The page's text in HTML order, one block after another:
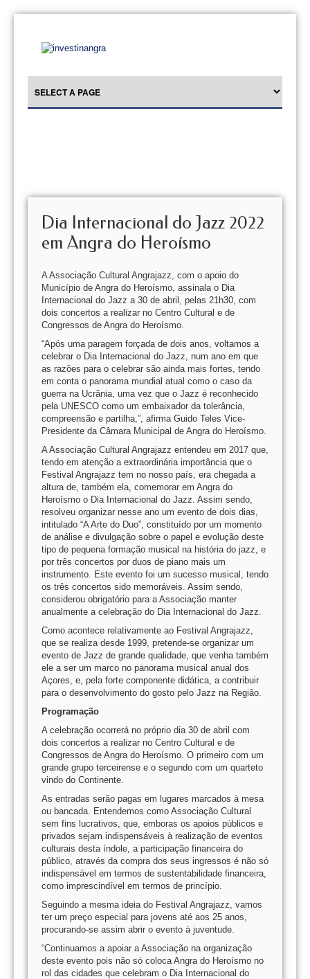
Dia Internacional do Jazz 2022
em Angra do Heroísmo
A Associação Cultural Angrajazz, com o apoio do
Município de Angra do Heroísmo, assinala o Dia
Internacional do Jazz a 30 de abril, pelas 21h30, com
dois concertos a realizar no Centro Cultural e de
Congressos de Angra do Heroísmo.
“Após uma paragem forçada de dois anos, voltamos a
celebrar o Dia Internacional do Jazz, num ano em que
as razões para o celebrar são ainda mais fortes, tendo
em conta o panorama mundial atual como o caso da
guerra na Ucrânia, uma vez que o Jazz é reconhecido
pela UNESCO como um embaixador da tolerância,
compreensão e partilha,”, afirma Guido Teles Vice-
Presidente da Câmara Municipal de Angra do Heroísmo.
A Associação Cultural Angrajazz entendeu em 2017 que,
tendo em atenção a extraordinária importância que o
Festival Angrajazz tem no nosso país, era chegada a
altura de, também ela, comemorar em Angra do
Heroísmo o Dia Internacional do Jazz. Assim sendo,
resolveu organizar nesse ano um evento de dois dias,
intitulado “A Arte do Duo”, constituído por um momento
de análise e divulgação sobre o papel e evolução deste
tipo de pequena formação musical na história do jazz, e
por três concertos por duos de piano mais um
instrumento. Este evento foi um sucesso musical, tendo
os três concertos sido memoráveis. Assim sendo,
considerou obrigatório para a Associação manter
anualmente a celebração do Dia Internacional do Jazz.
Como acontece relativamente ao Festival Angrajazz,
que se realiza desde 1999, pretende-se organizar um
evento de Jazz de grande qualidade, que venha também
ele a ser um marco no panorama musical anual dos
Açores, e, pela forte componente didática, a contribuir
para o desenvolvimento do gosto pelo Jazz na Região.
Programação
A celebração ocorrerá no próprio dia 30 de abril com
dois concertos a realizar no Centro Cultural e de
Congressos de Angra do Heroísmo. O primeiro com um
grande grupo terceirense e o segundo com um quarteto
vindo do Continente.
As entradas serão pagas em lugares marcados à mesa
ou bancada. Entendemos como Associação Cultural
sem fins lucrativos, que, emboras os apoios públicos e
privados sejam indispensáveis à realização de eventos
culturais desta índole, a participação financeira do
público, através da compra dos seus ingressos é não só
indispensável em termos de sustentabilidade financeira,
como imprescindível em termos de princípio.
Seguindo a mesma ideia do Festival Angrajazz, vamos
ter um preço especial para jovens até aos 25 anos,
procurando-se assim abrir o evento à juventude.
“Continuamos a apoiar a Associação na organização
deste evento pois não só coloca Angra do Heroísmo no
rol das cidades que celebram o Dia Internacional do